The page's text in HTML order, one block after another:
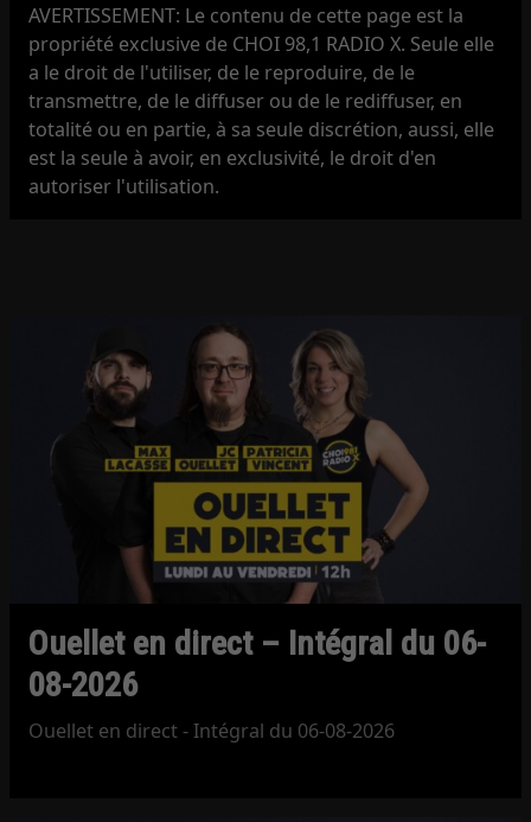
AVERTISSEMENT: Le contenu de cette page est la
propriété exclusive de CHOI 98,1 RADIO X. Seule elle
a le droit de l'utiliser, de le reproduire, de le
transmettre, de le diffuser ou de le rediffuser, en
totalité ou en partie, à sa seule discrétion, aussi, elle
est la seule à avoir, en exclusivité, le droit d'en
autoriser l'utilisation.
Ouellet en direct – Intégral du 06-
08-2026
Ouellet en direct - Intégral du 06-08-2026